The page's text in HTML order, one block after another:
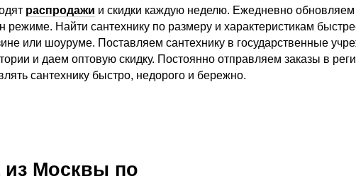
распродажи и скидки каждую неделю. Ежедневно обновляем
режиме. Найти сантехнику по размеру и характеристикам
или шоуруме. Поставляем сантехнику в государственные
и даем оптовую скидку. Постоянно отправляем заказы в
сантехнику быстро, недорого и бережно.
из Москвы по